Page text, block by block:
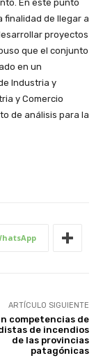
En este punto
finalidad de llegar a
proyectos
que el conjunto
en un
Industria y
y Comercio
de análisis para la
ARTÍCULO SIGUIENTE
competencias de
de incendios
de las provincias
patagónicas